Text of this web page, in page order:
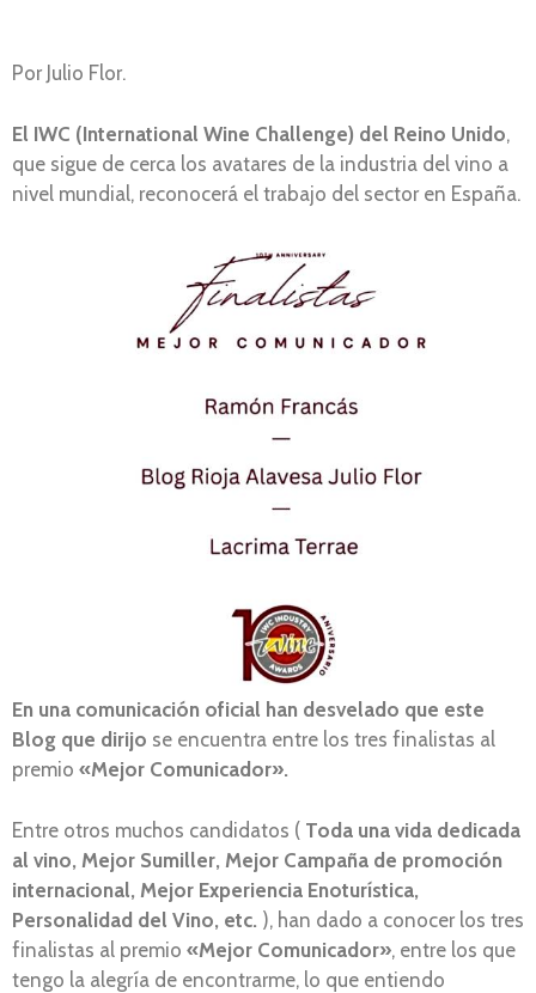
Por Julio Flor.
El IWC (International Wine Challenge) del Reino Unido,
que sigue de cerca los avatares de la industria del vino a
nivel mundial, reconocerá el trabajo del sector en España.
En una comunicación oficial han desvelado que este
Blog que dirijo se encuentra entre los tres finalistas al
premio «Mejor Comunicador».
Entre otros muchos candidatos ( Toda una vida dedicada
al vino, Mejor Sumiller, Mejor Campaña de promoción
internacional, Mejor Experiencia Enoturística,
Personalidad del Vino, etc. ), han dado a conocer los tres
finalistas al premio «Mejor Comunicador», entre los que
tengo la alegría de encontrarme, lo que entiendo